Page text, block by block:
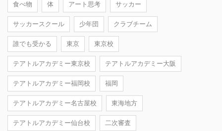
食べ物 体 アート思考 サッカー
サッカースクール 少年団 クラブチーム
誰でも受かる 東京 東京校
テアトルアカデミー東京校 テアトルアカデミー大阪
テアトルアカデミー福岡校 福岡
テアトルアカデミー名古屋校 東海地方
テアトルアカデミー仙台校 二次審査